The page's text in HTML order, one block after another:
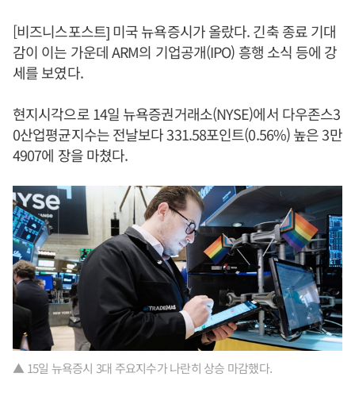
[비즈니스포스트] 미국 뉴욕증시가 올랐다. 긴축 종료 기대
감이 이는 가운데 ARM의 기업공개(IPO) 흥행 소식 등에 강
세를 보였다.
현지시각으로 14일 뉴욕증권거래소(NYSE)에서 다우존스3
0산업평균지수는 전날보다 331.58포인트(0.56%) 높은 3만
4907에 장을 마쳤다.
▲ 15일 뉴욕증시 3대 주요지수가 나란히 상승 마감했다.